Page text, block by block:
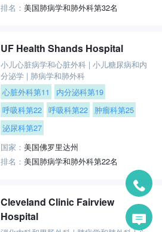
排名：美国肺病学和肺外科第32名
UF Health Shands Hospital
小儿心脏病学和心脏外科 |小儿糖尿病和内
分泌学 | 肺病学和肺外科
心脏外科第11
内分泌科第19
呼吸科第22 呼吸科第22
肿瘤科第25
泌尿科第27
国家：美国佛罗里达州
排名：美国肺病学和肺外科第22名
Cleveland Clinic Fairview
Hospital